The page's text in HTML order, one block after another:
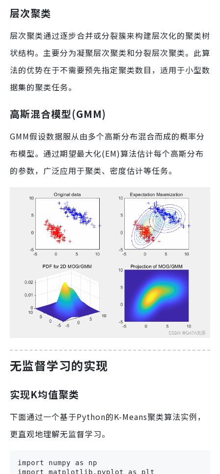
层次聚类
层次聚类通过逐步合并或分裂簇来构建层次化的聚类树
状结构。主要分为凝聚层次聚类和分裂层次聚类。此算
法的优势在于不需要预先指定聚类数目，适用于小型数
据集的聚类任务。
高斯混合模型(GMM)
GMM假设数据服从由多个高斯分布混合而成的概率分
布模型。通过期望最大化(EM)算法估计每个高斯分布
的参数，广泛应用于聚类、密度估计等任务。
无监督学习的实现
实现K均值聚类
下面通过一个基于Python的K-Means聚类算法实例，
更直观地理解无监督学习。
import numpy as np
import matplotlib.pyplot as plt